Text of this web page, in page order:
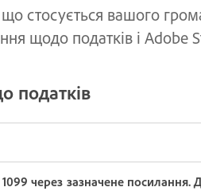
стосується вашого
щодо податків і Adobe
податків
через зазначене посилання.